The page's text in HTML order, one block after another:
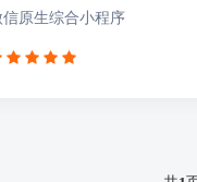
信原生综合小程序